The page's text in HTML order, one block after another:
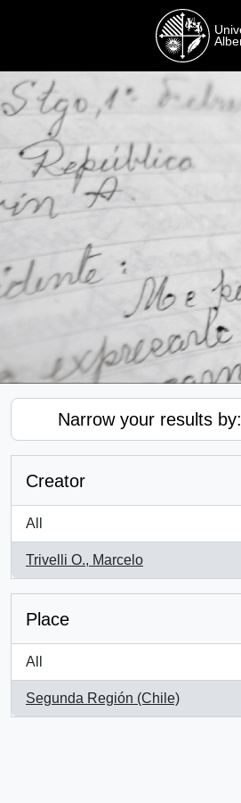
Narrow your results by:
Creator
All
Trivelli O., Marcelo
, 1 results
Place
All
Segunda Región (Chile)
, 1 results